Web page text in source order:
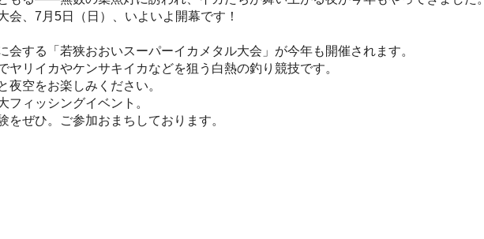
会、7月5日（日）、いよいよ開幕です！
会する「若狭おおいスーパーイカメタル大会」が今年も開催されます。
ヤリイカやケンサキイカなどを狙う白熱の釣り競技です。
空をお楽しみください。
フィッシングイベント。
ぜひ。ご参加おまちしております。